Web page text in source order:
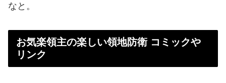
なと。
お気楽領主の楽しい領地防衛 コミックや
リンク